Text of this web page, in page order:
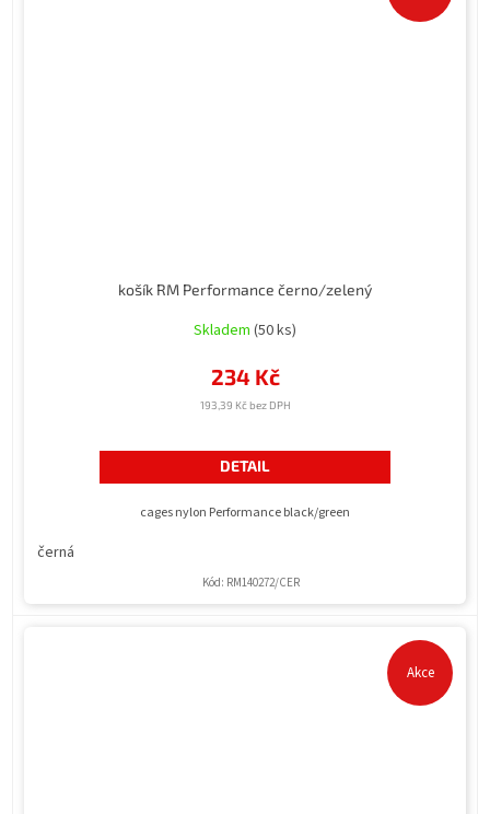
košík RM Performance černo/zelený
Skladem (50 ks)
193,39 Kč bez DPH
234 Kč
DETAIL
cages nylon Performance black/green
černá
Kód: RM140272/CER
Akce